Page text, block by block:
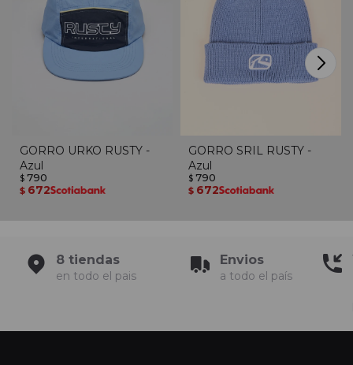
GORRO URKO RUSTY -
Azul
$ 790
$ 672
GORRO SRIL RUSTY -
Azul
$ 790
$ 672
8 tiendas
en todo el pais
Envios
a todo el país